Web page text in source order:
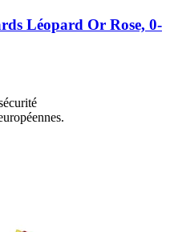
Léopard Or Rose, 0-​